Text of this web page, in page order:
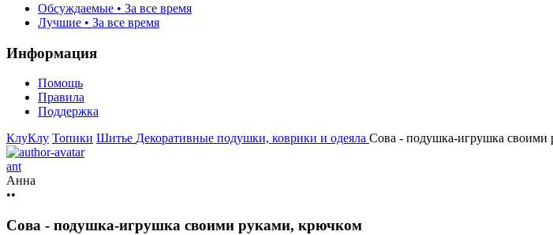
Обсуждаемые • За все время
Лучшие • За все время
Информация
Помощь
Правила
Поддержка
КлуКлу Топики Шитье Декоративные подушки, коврики и одеяла Сова - подушка-игрушка своими
ant
Анна
••
Сова - подушка-игрушка своими руками, крючком